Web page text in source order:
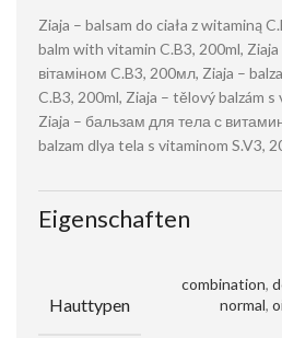
Ziaja – balsam do ciała z witaminą
balm with vitamin C.B3, 200ml, Ziaja
вітаміном C.B3, 200мл, Ziaja –
C.B3, 200ml, Ziaja – tělový balzám
Ziaja – бальзам для тела с
balzam dlya tela s vitaminom S.V3,
Eigenschaften
Hauttypen
combination,
normal,